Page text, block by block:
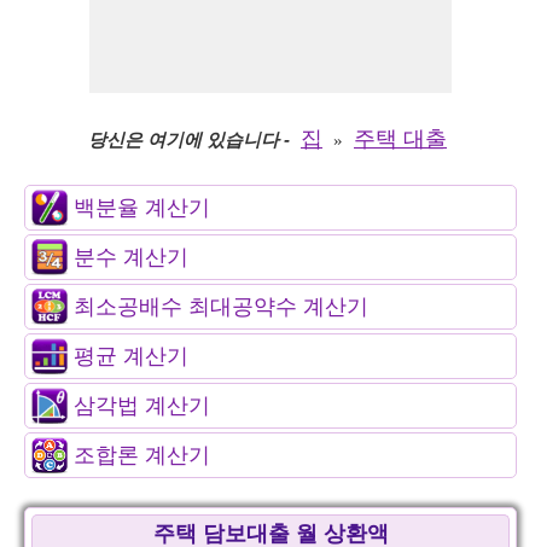
당신은 여기에 있습니다- 집 » 주택 대출
백분율 계산기
분수 계산기
최소공배수 최대공약수 계산기
평균 계산기
삼각법 계산기
조합론 계산기
주택 담보대출 월 상환액